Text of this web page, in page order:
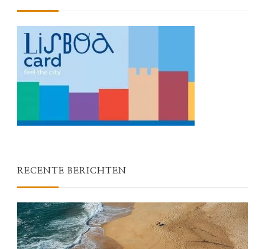
RECENTE BERICHTEN